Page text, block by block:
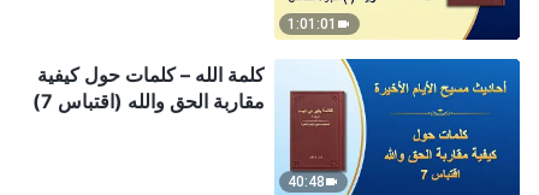
1:01:01
40:48
كلمة الله – كلمات حول كيفية
مقاربة الحق والله (اقتباس 7)